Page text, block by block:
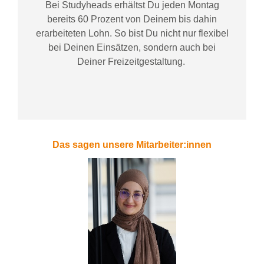
Bei Studyheadserhältst Du jeden Montag
bereits 60 Prozent von Deinem bis dahin
erarbeiteten Lohn. So bist Du nicht nur flexibel
bei Deinen Einsätzen, sondern auch bei
DeinerFreizeitgestaltung.
Das sagen unsere Mitarbeiter:innen